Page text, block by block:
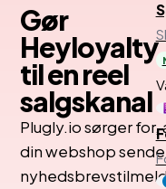
Gør
Heyloyalty
til en reel
salgskanal
Plugly.io sørger for,
din webshop